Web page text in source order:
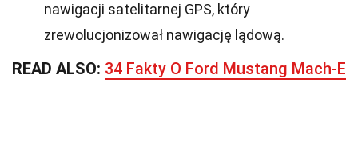
nawigacji satelitarnej GPS, który
zrewolucjonizował nawigację lądową.
READ ALSO: 34 Fakty O Ford Mustang Mach-E